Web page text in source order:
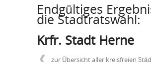
Endgültiges
die Stadtratswahl:
Krfr. Stadt Herne
zur Übersicht aller kreisfreien